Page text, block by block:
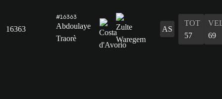
16363
#16363
Abdoulaye
Traorè
AS
TOT
57
69